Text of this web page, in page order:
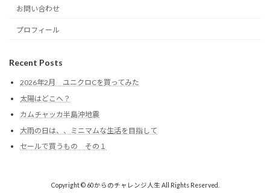
お問い合わせ
プロフィール
Recent Posts
2026年2月 ユニクロCを買ってみた
太陽はどこへ？
カムチャッカ半島沖地震
大雨の日は、、ミニマムな生活を目指して
セールで買うもの その１
Copyright © 60からのチャレンジ人生 All Rights Reserved.